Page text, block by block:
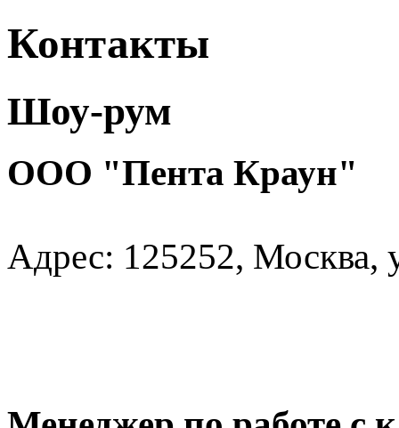
Контакты
Шоу-рум
ООО "Пента Краун"
Адрес: 125252, Москва,